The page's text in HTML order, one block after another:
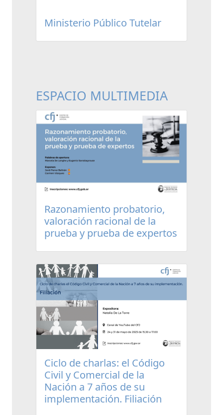
Ministerio Público Tutelar
ESPACIO MULTIMEDIA
Razonamiento probatorio,
valoración racional de la
prueba y prueba de expertos
Ciclo de charlas: el Código
Civil y Comercial de la
Nación a 7 años de su
implementación. Filiación